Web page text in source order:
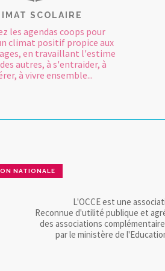
SCOLAIRE
les agendas coops pour
climat positif propice aux
en travaillant l'estime
autres, à s'entraider, à
à vivre ensemble...
NATIONALE
L'OCCE est une
Reconnue d'utilité publique et
des associations
par le ministère de